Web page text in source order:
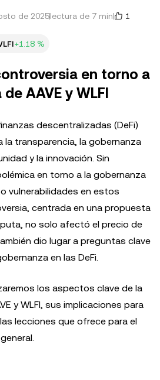
de 2025lectura de 7 min 1
+1.18 %
en torno a
AAVE y WLFI
descentralizadas (DeFi)
la transparencia, la gobernanza
y la innovación. Sin
en torno a la gobernanza
vulnerabilidades en estos
centrada en una propuesta
no solo afectó el precio de
dio lugar a preguntas clave
en las DeFi.
los aspectos clave de la
y WLFI, sus implicaciones para
lecciones que ofrece para el